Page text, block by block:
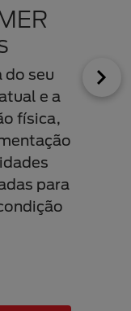
do seu
e a
física,
para